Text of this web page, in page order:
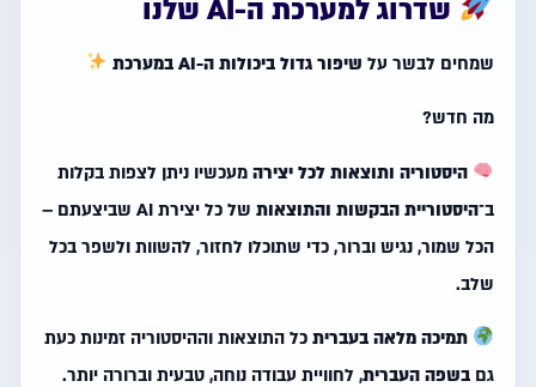
שדרוג למערכת ה-AI שלנו
שמחים לבשר על שיפור גדול ביכולות ה-AI במערכת
מה חדש?
היסטוריה ותוצאות לכל יצירה מעכשיו ניתן לצפות בקלות
ב־היסטוריית הבקשות והתוצאות
של כל יצירת AI שביצעתם –
הכל שמור, נגיש וברור, כדי שתוכלו לחזור, להשוות ולשפר בכל
שלב.
תמיכה מלאה בעברית כל התוצאות וההיסטוריה זמינות כעת
גם בשפה העברית, לחוויית עבודה נוחה, טבעית וברורה יותר.